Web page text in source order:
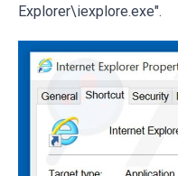
Explorer\iexplore.exe".